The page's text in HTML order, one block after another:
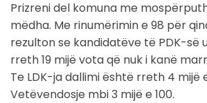
Prizreni del komuna me
mëdha. Me rinumërimin e 98 për
rezulton se kandidatëve të PDK-së
rreth 19 mijë vota që nuk i kanë
Te LDK-ja dallimi është rreth 4 mijë
Vetëvendosje mbi 3 mijë e 100.